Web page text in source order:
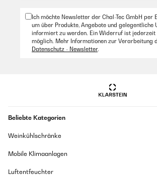
Ich möchte Newsletter der Chal-Tec GmbH per
um über Produkte, Angebote und gelegentliche
informiert zu werden. Ein Widerruf ist
möglich. Mehr Informationen zur Verarbeitung
Datenschutz - Newsletter.
Beliebte Kategorien
Weinkühlschränke
Mobile Klimaanlagen
Luftentfeuchter